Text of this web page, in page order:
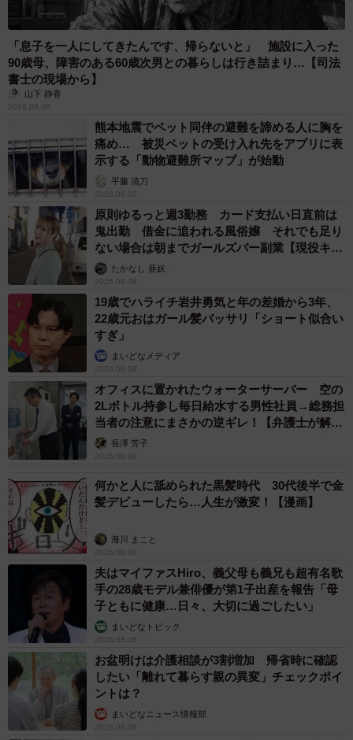
「息子を一人にしてきたんです、帰らないと」 施設に入った
90歳母、障害のある60歳次男との暮らしは行き詰まり…【司法
書士の現場から】
山下 静香
2026.08.08
熊本地震でペット同伴の避難を諦める人に胸を
痛め… 被災ペットの受け入れ先をアプリに表
示する「動物避難所マップ」が始動
平藤 清刀
2026.08.08
原則ゆるっと週3勤務 カード支払い日直前は
鬼出勤 借金に追われる風俗嬢 それでも足り
ない場合は朝までガールズバー副業【現役キャ
ストに取材】
たかなし 亜妖
2026.08.08
19歳でハライチ岩井勇気と年の差婚から3年、
22歳元おはガール髪バッサリ「ショート似合い
すぎ」
まいどなメディア
2026.08.08
オフィスに置かれたウォーターサーバー 空の
2Lボトル持参し毎日給水する男性社員→総務担
当者の注意にまさかの逆ギレ！【弁護士が解
説】長澤 芳子
2026.08.08
何かと人に舐められた黒髪時代 30代後半で金
髪デビューしたら…人生が激変！【漫画】
海川 まこと
2026.08.08
夫はマイファスHiro、義父母も義兄も超有名歌
手の28歳モデル兼俳優が第1子出産を報告「母
子ともに健康…日々、大切に過ごしたい」
まいどなトピック
2026.08.08
お盆明けは介護相談が3割増加 帰省時に確認
したい「離れて暮らす親の異変」チェックポイ
ントは？
まいどなニュース情報部
2026.08.08